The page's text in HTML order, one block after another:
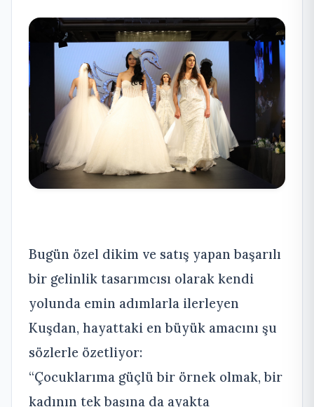
Bugün özel dikim ve satış yapan başarılı
bir gelinlik tasarımcısı olarak kendi
yolunda emin adımlarla ilerleyen
Kuşdan, hayattaki en büyük amacını şu
sözlerle özetliyor:
“Çocuklarıma güçlü bir örnek olmak, bir
kadının tek başına da ayakta